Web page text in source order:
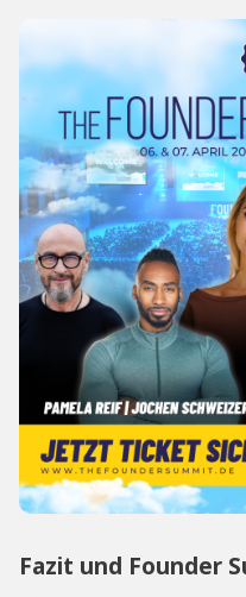
Fazit und Founder